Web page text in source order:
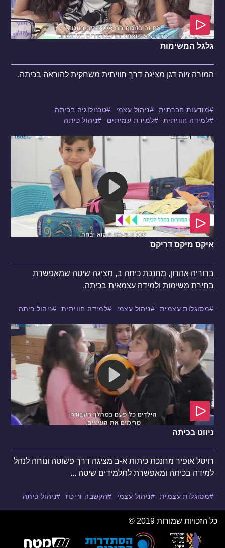
גלגל המשימות
המורה זיוה דגן מציגה דרך חוויתית משחקית להוראה בכיתה.
מודעות חברתית ניהול עצמי
טכנולוגיה בכיתה
למידה חוויתית
למידת עמיתים ניהול כיתה
איקס מיקס דריקס
ברוריה אהרון, מחנכת כיתה ב, מציגה שיטה שמאפשרת
בחירת משימות ולמידה עצמאית בכיתה.
מסוגלות עצמית ניהול עצמי למידה חוויתית ניהול כיתה
ניווט בכיתה
רויטל אופיר מחנכת כיתות א-ב מציגה דרך פשוטה ונוחה לנהל
למידה בכיתה ומאפשרת לתלמידים שיטה ...
מסוגלות עצמית ניהול עצמי הקשבה וריכוז ניהול כיתה
כל הזכויות שמורות 2019 ©